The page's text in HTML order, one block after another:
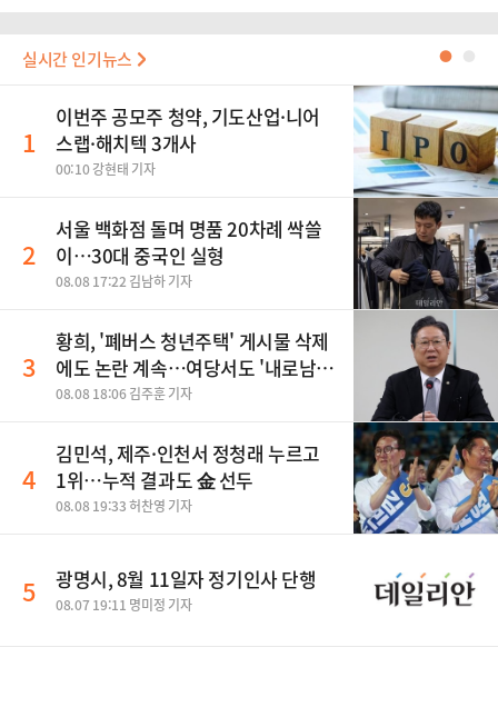
실시간 인기뉴스 ●
1
이번주 공모주 청약, 기도산업·니어
스랩·해치텍 3개사
00:10 강현태 기자
2
서울 백화점 돌며 명품 20차례 싹쓸
이…30대 중국인 실형
08.08 17:22 김남하 기자
3
황희, '폐버스 청년주택' 게시물 삭제
에도 논란 계속…여당서도 '내로남
불' 비판
08.08 18:06 김주훈 기자
4
김민석, 제주·인천서 정청래 누르고
1위…누적 결과도 金 선두
08.08 19:33 허찬영 기자
5 광명시, 8월 11일자 정기인사 단행
08.07 19:11 명미정 기자